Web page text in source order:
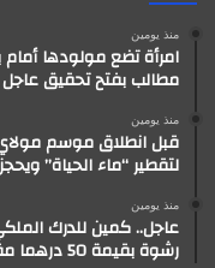
منذ يومين
امرأة تضع مولودها
مطالب بفتح تحقيق عاجل
منذ يومين
قبل انطلاق موسم مولاي
لتقطير “ماء الحياة” ويحجز 1500 لتر من المواد الكحولية
منذ يومين
عاجل.. كمين للدرك
رشوة بقيمة 50 درهما مقابل شهادة طبية